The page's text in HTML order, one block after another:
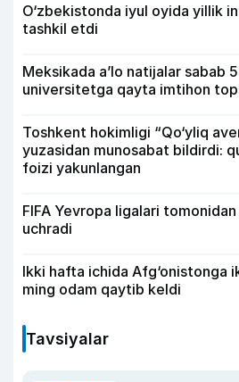
O‘zbekistonda iyul oyida yillik
tashkil etdi
Meksikada a’lo natijalar sabab
universitetga qayta imtihon
Toshkent hokimligi “Qo‘yliq
yuzasidan munosabat bildirdi:
foizi yakunlangan
FIFA Yevropa ligalari
uchradi
Ikki hafta ichida Afg‘onistonga
ming odam qaytib keldi
Tavsiyalar